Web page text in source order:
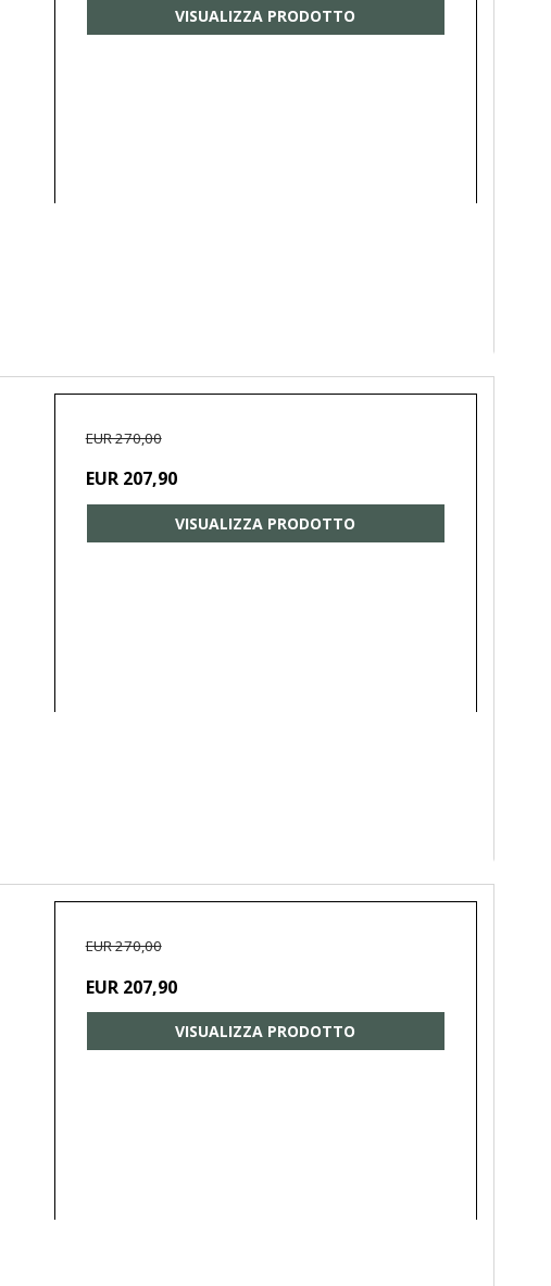
VISUALIZZA PRODOTTO
EUR 270,00
EUR 207,90
VISUALIZZA PRODOTTO
EUR 270,00
EUR 207,90
VISUALIZZA PRODOTTO